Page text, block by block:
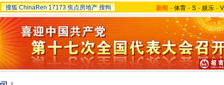
搜狐 ChinaRen 17173 焦点房地产 搜狗 新闻 - 体育 - S - 娱乐 - V